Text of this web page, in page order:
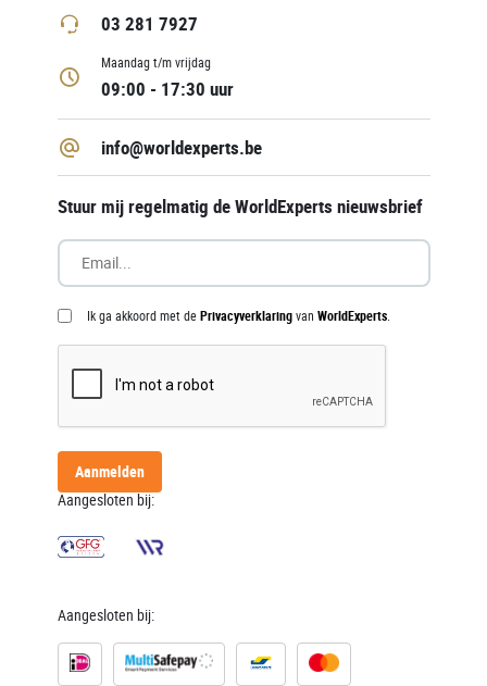
03 281 7927
Maandag t/m vrijdag
09:00 - 17:30 uur
info@worldexperts.be
Stuur mij regelmatig de WorldExperts nieuwsbrief
Ik ga akkoord met dePrivacyverklaringvan WorldExperts.
Aanmelden
Aangesloten bij:
Aangesloten bij: